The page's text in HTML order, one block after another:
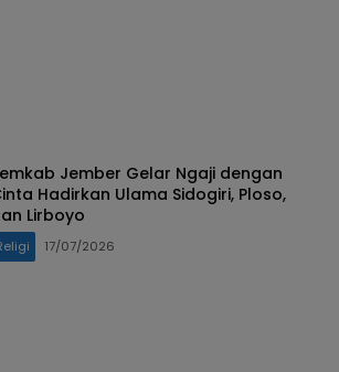
Jember Gelar Ngaji dengan
Hadirkan Ulama Sidogiri, Ploso,
Lirboyo
17/07/2026